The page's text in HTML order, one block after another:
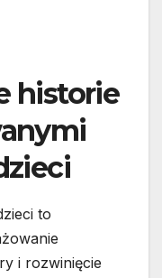
historie
to
i rozwinięcie